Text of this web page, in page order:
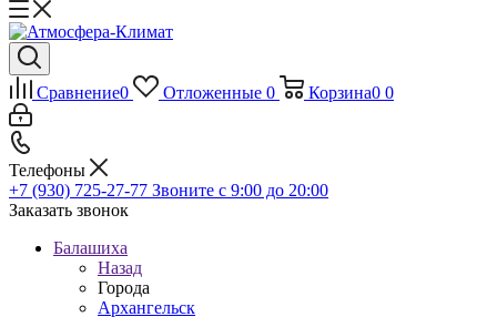
Сравнение0 Отложенные 0 Корзина0 0
Телефоны
+7 (930) 725-27-77 Звоните с 9:00 до 20:00
Заказать звонок
Балашиха
Назад
Города
Архангельск